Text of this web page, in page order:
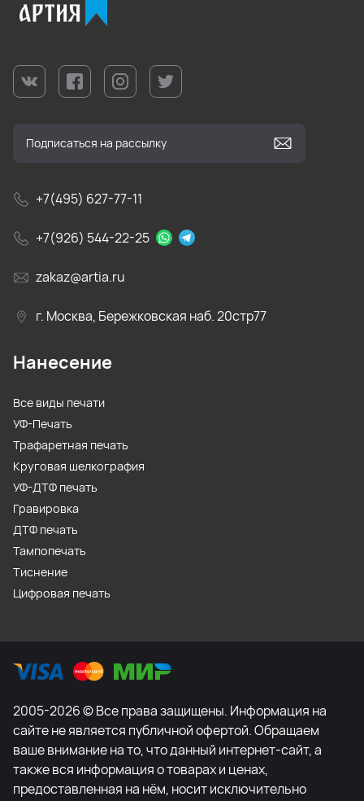
+7(495) 627-77-11
+7(926) 544-22-25
zakaz@artia.ru
г. Москва, Бережковская наб. 20стр77
Нанесение
Все виды печати
УФ-Печать
Трафаретная печать
Круговая шелкография
УФ-ДТФ печать
Гравировка
ДТФ печать
Тампопечать
Тиснение
Цифровая печать
2005-2026 © Все права защищены. Информация на
сайте не является публичной офертой. Обращаем
ваше внимание на то, что данный интернет-сайт, а
также вся информация о товарах и ценах,
предоставленная на нём, носит исключительно